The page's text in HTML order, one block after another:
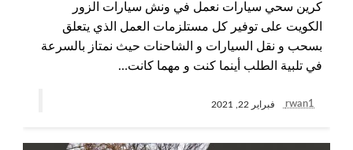
كرين سحي سيارات نعمل في ونش سيارات الزور
الكويت على توفير كل مستلزمات العمل الذي يتعلق
بسحب و نقل السيارات و الشاحنات حيث نمتاز بالسرعة
في تلبية الطلب أينما كنت و مهما كانت…
rwan1 فبراير 22, 2021